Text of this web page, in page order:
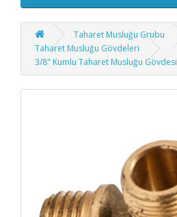
Taharet Musluğu Grubu
Taharet Musluğu Gövdeleri
3/8" Kumlu Taharet Musluğu Gövdesi